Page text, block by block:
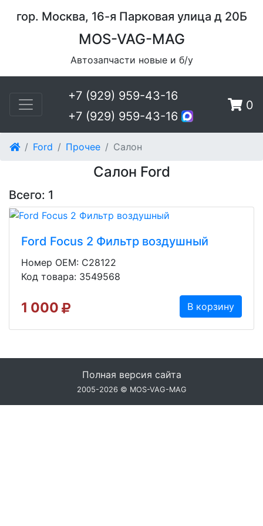
гор. Москва, 16-я Парковая улица д 20Б
MOS-VAG-MAG
Автозапчасти новые и б/у
+7 (929) 959-43-16
+7 (929) 959-43-16
0
Ford Прочее Салон
Салон Ford
Всего: 1
Ford Focus 2 Фильтр воздушный
Номер OEM: C28122
Код товара: 3549568
1 000 В корзину
Полная версия сайта
2005-2026 © MOS-VAG-MAG